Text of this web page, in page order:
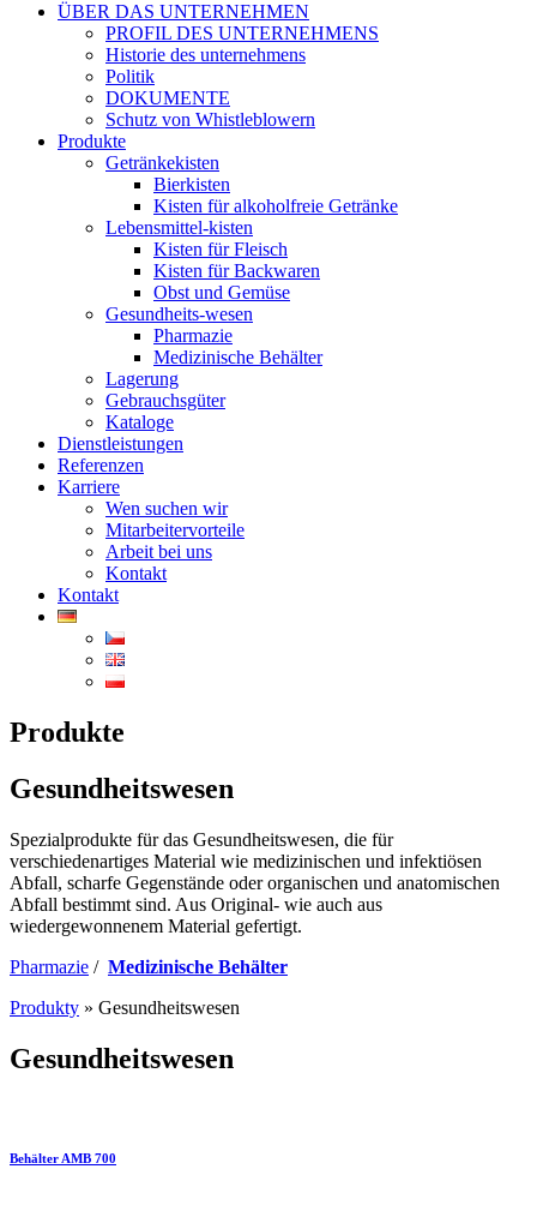
ÜBER DAS UNTERNEHMEN
PROFIL DES UNTERNEHMENS
Historie des unternehmens
Politik
DOKUMENTE
Schutz von Whistleblowern
Produkte
Getränkekisten
Bierkisten
Kisten für alkoholfreie Getränke
Lebensmittel-kisten
Kisten für Fleisch
Kisten für Backwaren
Obst und Gemüse
Gesundheits-wesen
Pharmazie
Medizinische Behälter
Lagerung
Gebrauchsgüter
Kataloge
Dienstleistungen
Referenzen
Karriere
Wen suchen wir
Mitarbeitervorteile
Arbeit bei uns
Kontakt
Kontakt
Produkte
Gesundheitswesen
Spezialprodukte für das Gesundheitswesen, die für
verschiedenartiges Material wie medizinischen und infektiösen
Abfall, scharfe Gegenstände oder organischen und anatomischen
Abfall bestimmt sind. Aus Original- wie auch aus
wiedergewonnenem Material gefertigt.
Pharmazie / Medizinische Behälter
Produkty » Gesundheitswesen
Gesundheitswesen
Behälter AMB 700